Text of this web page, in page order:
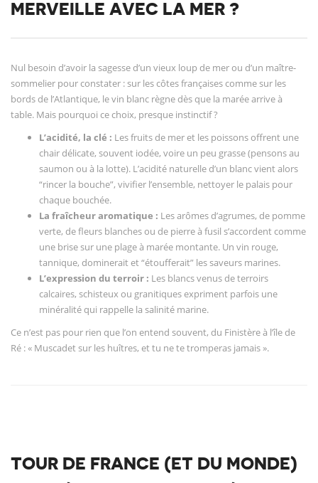
MERVEILLE AVEC LA MER ?
Nul besoin d’avoir la sagesse d’un vieux loup de mer ou d’un maître-
sommelier pour constater : sur les côtes françaises comme sur les
bords de l’Atlantique, le vin blanc règne dès que la marée arrive à
table. Mais pourquoi ce choix, presque instinctif ?
L’acidité, la clé : Les fruits de mer et les poissons offrent une
chair délicate, souvent iodée, voire un peu grasse (pensons au
saumon ou à la lotte). L’acidité naturelle d’un blanc vient alors
“rincer la bouche”, vivifier l’ensemble, nettoyer le palais pour
chaque bouchée.
La fraîcheur aromatique : Les arômes d’agrumes, de pomme
verte, de fleurs blanches ou de pierre à fusil s’accordent comme
une brise sur une plage à marée montante. Un vin rouge,
tannique, dominerait et “étoufferait” les saveurs marines.
L’expression du terroir : Les blancs venus de terroirs
calcaires, schisteux ou granitiques expriment parfois une
minéralité qui rappelle la salinité marine.
Ce n’est pas pour rien que l’on entend souvent, du Finistère à l’île de
Ré : « Muscadet sur les huîtres, et tu ne te tromperas jamais ».
TOUR DE FRANCE (ET DU MONDE)